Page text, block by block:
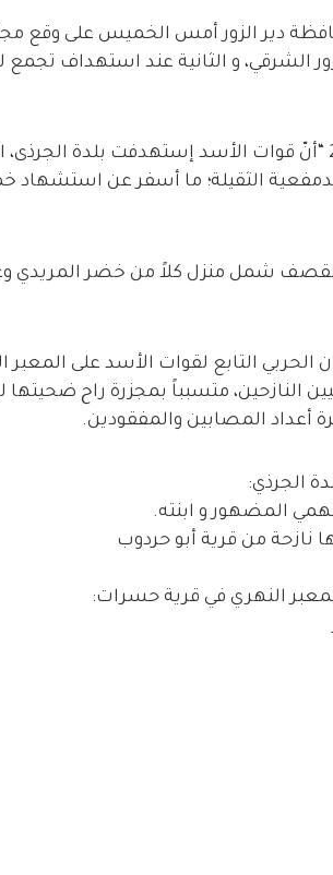
دير الزور أمس الخميس على وقع
الشرقي، و الثانية عند استهداف تجمع
وأفاد مراسل ديرالزور 24 “أنّ قوات الأسد إستهدفت
الثقيلة؛ ما أسفر عن استشهاد
شمل منزل كلاً من خضر المريدي
الحربي التابع لقوات الأسد على
أعداد المصابين والمفقودين.
الجرذي:
النهري في قرية حسرات: